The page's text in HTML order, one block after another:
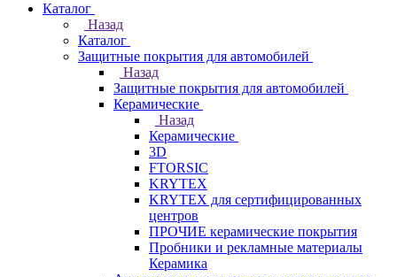
Каталог
Назад
Каталог
Защитные покрытия для автомобилей
Назад
Защитные покрытия для автомобилей
Керамические
Назад
Керамические
3D
FTORSIC
KRYTEX
KRYTEX для сертифицированных
центров
ПРОЧИЕ керамические покрытия
Пробники и рекламные материалы
Керамика